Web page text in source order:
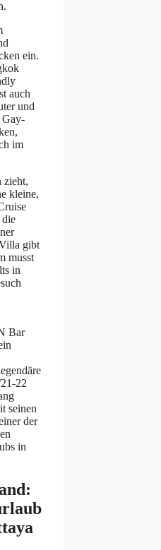
ein.
auch
und
Gay-
im
zieht,
kleine,
die
gibt
musst
in
Bar
22
seinen
der
in